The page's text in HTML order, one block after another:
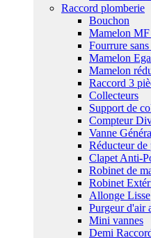
Raccord plomberie
Bouchon
Mamelon
Fourrure
Mamelon
Mamelon
Raccord 3
Collecteurs
Support de
Compteur
Vanne
Réducteur de
Clapet Anti-
Robinet de
Robinet
Allonge Lisse
Purgeur d'air
Mini vannes
Demi